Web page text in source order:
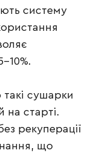
систему
сушарки
на старті.
рекуперації
що